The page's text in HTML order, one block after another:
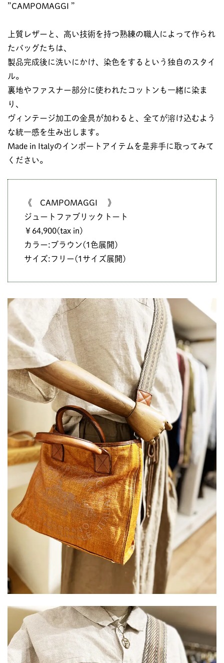
”CAMPOMAGGI ”
上質レザーと、高い技術を持つ熟練の職人によって作られ
たバッグたちは、
製品完成後に洗いにかけ、染色をするという独自のスタイ
ル。
裏地やファスナー部分に使われたコットンも一緒に染ま
り、
ヴィンテージ加工の金具が加わると、全てが溶け込むよう
な統一感を生み出します。
Made in Italyのインポートアイテムを是非手に取ってみて
ください。
《 CAMPOMAGGI 》
ジュートファブリックトート
￥64,900(tax in)
カラー:ブラウン(1色展開)
サイズ:フリー(1サイズ展開)